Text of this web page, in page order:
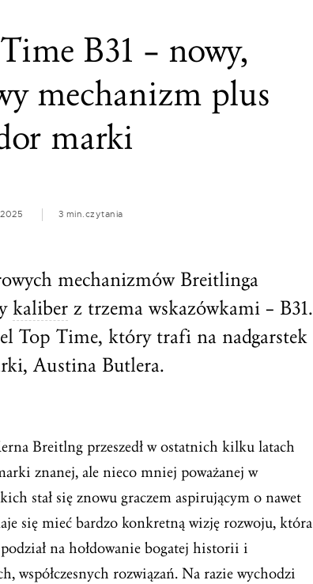
B31 – nowy,
mechanizm plus
marki
3 min.czytania
mechanizmów Breitlinga
kaliber z trzema wskazówkami – B31.
Top Time, który trafi na nadgarstek
Austina Butlera.
Breitlng przeszedł w ostatnich kilku latach
znanej, ale nieco mniej poważanej w
stał się znowu graczem aspirującym o nawet
się mieć bardzo konkretną wizję rozwoju, która
na hołdowanie bogatej historii i
współczesnych rozwiązań. Na razie wychodzi